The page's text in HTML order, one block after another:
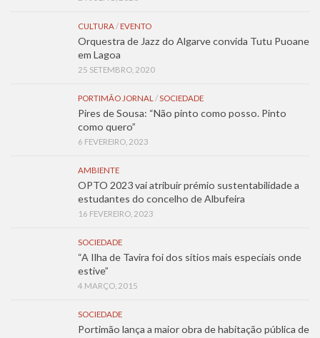
CULTURA/ EVENTO
Orquestra de Jazz do Algarve convida Tutu Puoane
em Lagoa
25 SETEMBRO, 2020
PORTIMÃO JORNAL /SOCIEDADE
Pires de Sousa: “Não pinto como posso. Pinto
como quero”
6 FEVEREIRO, 2023
AMBIENTE
OPTO 2023 vai atribuir prémio sustentabilidade a
estudantes do concelho de Albufeira
16 FEVEREIRO, 2023
SOCIEDADE
“A Ilha de Tavira foi dos sítios mais especiais onde
estive”
4 MARÇO, 2015
SOCIEDADE
Portimão lança a maior obra de habitação pública de